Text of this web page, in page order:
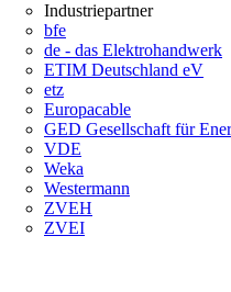
Industriepartner
bfe
de - das Elektrohandwerk
ETIM Deutschland eV
etz
Europacable
GED Gesellschaft für
VDE
Weka
Westermann
ZVEH
ZVEI